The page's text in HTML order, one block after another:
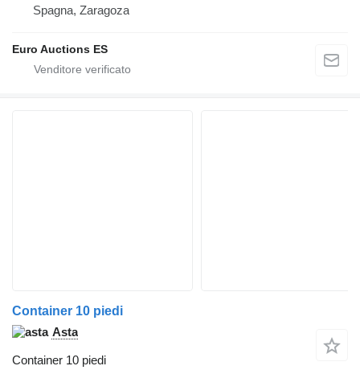
Spagna, Zaragoza
Euro Auctions ES
Container 10 piedi
Asta
Container 10 piedi